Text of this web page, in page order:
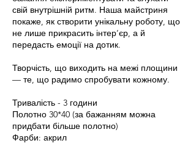
свій внутрішній ритм. Наша майстриня
покаже, як створити унікальну роботу, що
не лише прикрасить інтер’єр, а й
передасть емоції на дотик.
Творчість, що виходить на межі площини
— те, що радимо спробувати кожному.
Тривалість - 3 години
Полотно 30*40 (за бажанням можна
придбати більше полотно)
Фарби: акрил